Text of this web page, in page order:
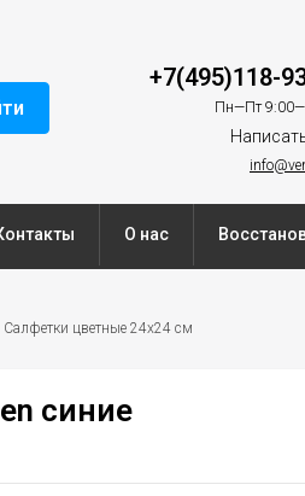
+7(495)118-
Пн—Пт
О нас
Салфетки цветные 24х24 см
синие